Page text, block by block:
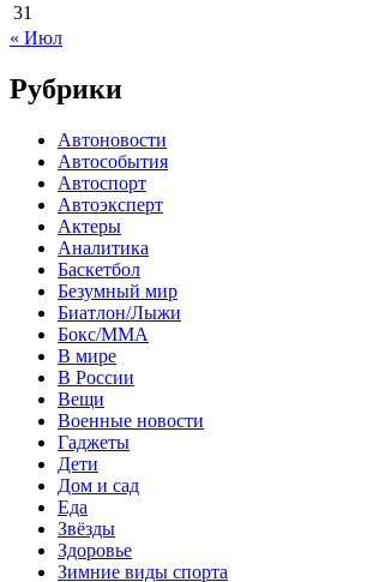
31
« Июл
Рубрики
Автоновости
Автособытия
Автоспорт
Автоэксперт
Актеры
Аналитика
Баскетбол
Безумный мир
Биатлон/Лыжи
Бокс/MMA
В мире
В России
Вещи
Военные новости
Гаджеты
Дети
Дом и сад
Еда
Звёзды
Здоровье
Зимние виды спорта